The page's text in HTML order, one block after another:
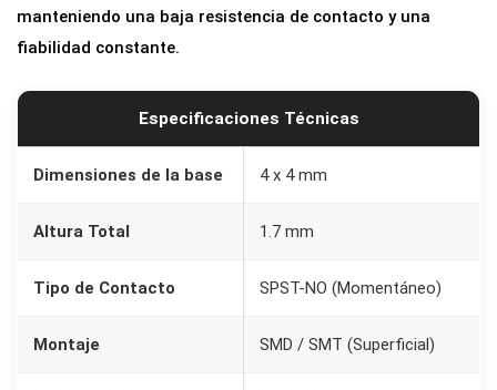
4
x
7
m
S
S
manteniendo una baja resistencia de contacto y una
fiabilidad constante.
Especificaciones Técnicas
Dimensiones de la base 4 x 4 mm
Altura Total 1.7 mm
Tipo de Contacto SPST-NO (Momentáneo)
Montaje SMD / SMT (Superficial)